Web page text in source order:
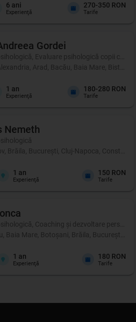
6 ani
Experienţă
270-350 RON
Tarife
Gordei
Evaluare psihologică copii cu
Arad, Bacău, Baia Mare,
1 an
Experienţă
180-280 RON
Tarife
Nemeth
Brăila, București, Cluj-Napoca,
1 an
Experienţă
150 RON
Tarife
Coaching şi dezvoltare
Baia Mare, Botoșani, Brăila, București,
1 an
Experienţă
180 RON
Tarife